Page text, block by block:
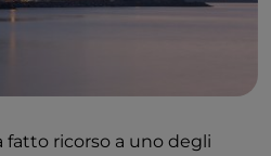
fatto ricorso a uno degli